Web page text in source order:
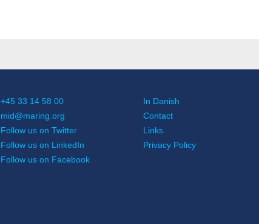
+45 33 14 58 00
mid@maring.org
Follow us on Twitter
Follow us on LinkedIn
Follow us on Facebook
In Danish
Contact
Links
Privacy Policy